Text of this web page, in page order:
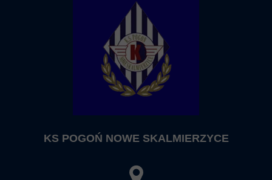
KS POGOŃ NOWE SKALMIERZYCE